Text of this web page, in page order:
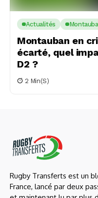
Actualités
Montauban en
écarté, quel
D2 ?
2 Min(s)
Rugby Transferts est un
France, lancé par deux